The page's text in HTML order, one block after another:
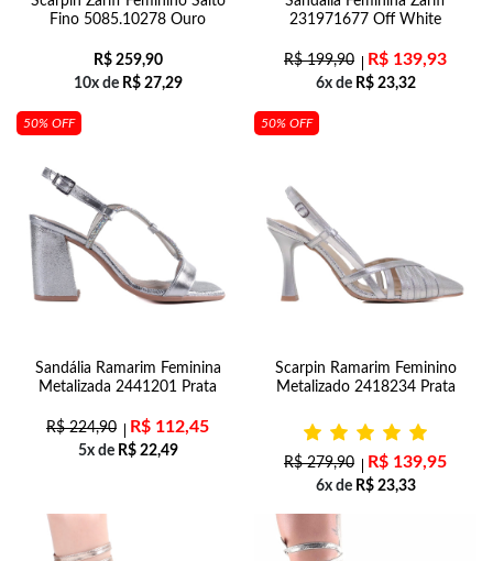
Fino 5085.10278 Ouro
R$259,90
10x de R$27,29
231971677 Off White
R$199,90 R$ 139,93
6x de R$23,32
50% OFF
Sandália Ramarim Feminina
Metalizada 2441201 Prata
R$224,90 R$ 112,45
5x de R$22,49
50% OFF
Scarpin Ramarim Feminino
Metalizado 2418234 Prata
R$279,90 R$ 139,95
6x de R$23,33